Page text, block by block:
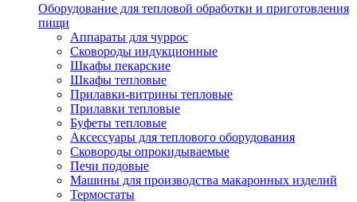
Оборудование для тепловой обработки и приготовления
пищи
Аппараты для чуррос
Сковороды индукционные
Шкафы пекарские
Шкафы тепловые
Прилавки-витрины тепловые
Прилавки тепловые
Буфеты тепловые
Аксессуары для теплового оборудования
Сковороды опрокидываемые
Печи подовые
Машины для производства макаронных изделий
Термостаты